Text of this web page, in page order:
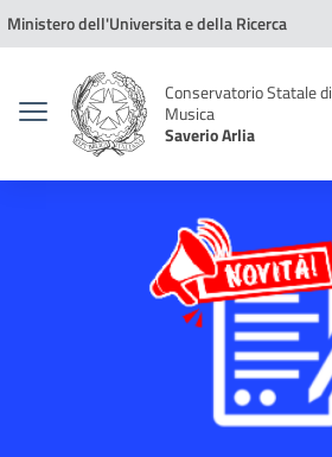
Vai ai contenuti
Vai al menu di navigazione
Vai al footer
Ministero dell'Universita e della Ricerca
Conservatorio Statale di
Musica
Saverio Arlia